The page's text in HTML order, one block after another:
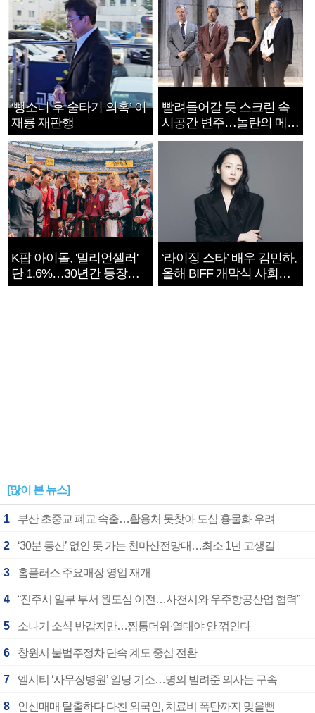
‘뺑소니 후 술타기 의혹’ 이
재룡 재판행
빨려들어갈 듯 스크린 속
시공간 변주…놀란의 메시
지는 ‘전쟁 속죄’
K팝 아이돌, '밀리언셀러'
단 1.6%…30년간 등장
1182개팀 전수조사
‘라이징 스타’ 배우 김민하,
올해 BIFF 개막식 사회자
확정
[많이 본 뉴스]
1 부산 초중교 폐교 속출…활용처 못찾아 도심 흉물화 우려
2 ‘30분 등산’ 없인 못 가는 천마산전망대…최소 1년 고생길
3 홈플러스 주요매장 영업 재개
4 “진주시 일부 부서 원도심 이전…사천시와 우주항공산업 협력”
5 소나기 소식 반갑지만…찜통더위·열대야 안 꺾인다
6 창원시 불법주정차 단속 계도 중심 전환
7 엘시티 ‘사무장병원’ 일당 기소…명의 빌려준 의사는 구속
8 인신매매 탈출하다 다친 외국인, 치료비 폭탄까지 맞을뻔